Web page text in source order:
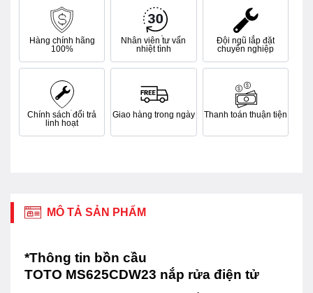
Hàng chính hãng
100%
Nhân viên tư vấn
nhiệt tình
Đội ngũ lắp đặt
chuyên nghiệp
Chính sách đổi trả
linh hoạt
Giao hàng trong ngày Thanh toán thuận tiện
MÔ TẢ SẢN PHẨM
*Thông tin bồn cầu
TOTO MS625CDW23 nắp rửa điện tử